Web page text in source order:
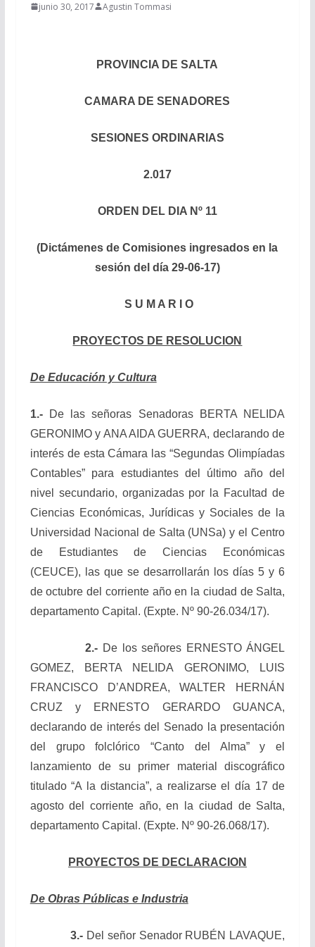
junio 30, 2017 Agustin Tommasi
PROVINCIA DE SALTA
CAMARA DE SENADORES
SESIONES ORDINARIAS
2.017
ORDEN DEL DIA Nº 11
(Dictámenes de Comisiones ingresados en la
sesión del día 29-06-17)
S U M A R I O
PROYECTOS DE RESOLUCION
De Educación y Cultura
1.-De las señoras Senadoras BERTA NELIDA
GERONIMO y ANA AIDA GUERRA, declarando de
interés de esta Cámara las “Segundas Olimpíadas
Contables” para estudiantes del último año del
nivel secundario, organizadas por la Facultad de
Ciencias Económicas, Jurídicas y Sociales de la
Universidad Nacional de Salta (UNSa) y el Centro
de Estudiantes de Ciencias Económicas
(CEUCE), las que se desarrollarán los días 5 y 6
de octubre del corriente año en la ciudad de Salta,
departamento Capital. (Expte. Nº 90-26.034/17).
2.- De los señores ERNESTO ÁNGEL
GOMEZ, BERTA NELIDA GERONIMO, LUIS
FRANCISCO D’ANDREA, WALTER HERNÁN
CRUZ y ERNESTO GERARDO GUANCA,
declarando de interés del Senado la presentación
del grupo folclórico “Canto del Alma” y el
lanzamiento de su primer material discográfico
titulado “A la distancia”, a realizarse el día 17 de
agosto del corriente año, en la ciudad de Salta,
departamento Capital. (Expte. Nº 90-26.068/17).
PROYECTOS DE DECLARACION
De Obras Públicas e Industria
3.- Del señor Senador RUBÉN LAVAQUE,